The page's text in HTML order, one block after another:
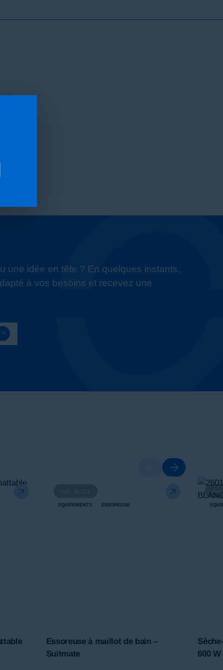
précis
une idée en tête ? En quelques instants,
à vos besoins et recevez une
EQUIPEMENTS ESSOREUSE
Essoreuse à maillot de bain –
Suitmate
Ref
600